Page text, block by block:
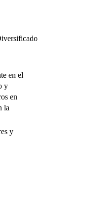
en el
y
en
la
y